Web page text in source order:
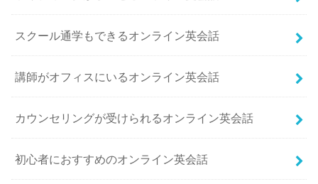
スクール通学もできるオンライン英会話
講師がオフィスにいるオンライン英会話
カウンセリングが受けられるオンライン英会話
初心者におすすめのオンライン英会話